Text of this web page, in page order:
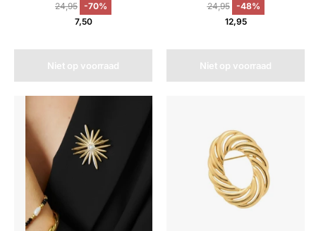
24,95 -70%
7,50
Niet op voorraad
24,95
-48%
12,95
Niet op voorraad